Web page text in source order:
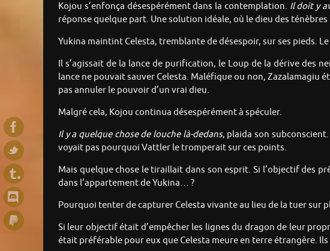
Kojou s’enfonça désespérément dans la contemplation. Ildoit y
réponse quelque part. Une solution idéale, où le dieu des
Yukina maintint Celesta, tremblante de désespoir, sur ses pieds.
Il s’agissait de la lance de purification, le Loup de la dérive des
lance ne pouvait sauver Celesta. Maléfique ou non, Zazalamagiu
pas annuler le pouvoir d’un vrai dieu.
Malgré cela, Kojou continua désespérément à spéculer.
Il y a quelque chose de louche là-dedans, plaida son
voyait pas pourquoi Vattler le tromperait sur ces points.
Mais quelque chose le tiraillait dans son esprit. Si l’objectif des
dans l’appartement de Yukina… ?
Pourquoi tenter de capturer Celesta vivante au lieu de la tuer sur
Si leur objectif était d’empêcher les lignes du dragon de leur
était préférable pour eux que Celesta meure en terre étrangère.